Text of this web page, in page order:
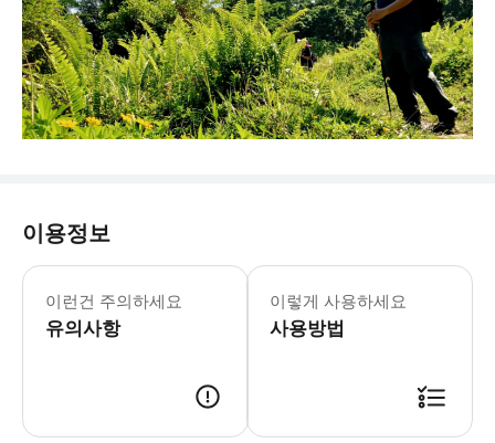
이용정보
이런건 주의하세요
유의사항
이렇게 사용하세요
사용방법